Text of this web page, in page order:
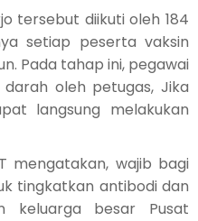
tersebut diikuti oleh 184
setiap peserta vaksin
Pada tahap ini, pegawai
oleh petugas, Jika
langsung melakukan
mengatakan, wajib bagi
tingkatkan antibodi dan
keluarga besar Pusat